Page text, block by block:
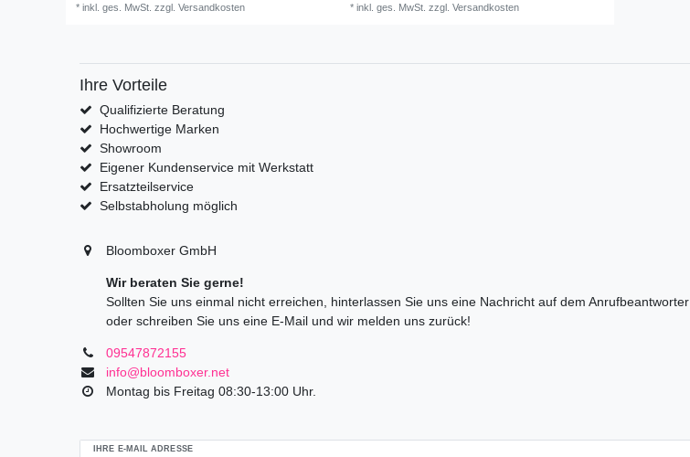
*inkl. ges. MwSt. zzgl.Versandkosten *inkl. ges. MwSt. zzgl.Versandkosten
Ihre Vorteile
Qualifizierte Beratung
Hochwertige Marken
Showroom
Eigener Kundenservice mit Werkstatt
Ersatzteilservice
Selbstabholung möglich
Bloomboxer GmbH
Wir beraten Sie gerne!
Sollten Sie uns einmal nicht erreichen, hinterlassen Sie uns eine Nachricht auf dem Anrufbeantworter
oder schreiben Sie uns eine E-Mail und wir melden uns zurück!
09547872155
info@bloomboxer.net
Montag bis Freitag 08:30-13:00 Uhr.
IHRE E-MAIL ADRESSE
Ceres::Template.mailFormHoneypotLabel